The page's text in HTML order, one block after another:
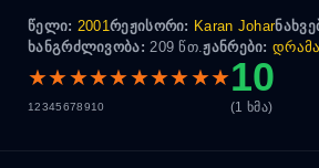
წელი: 2001რეჟისორი: Karan Johar
ხანგრძლივობა: 209 წთ.ჟანრები: დრამა
★★★★★★★★★★
12345678910
10
(1 ხმა)